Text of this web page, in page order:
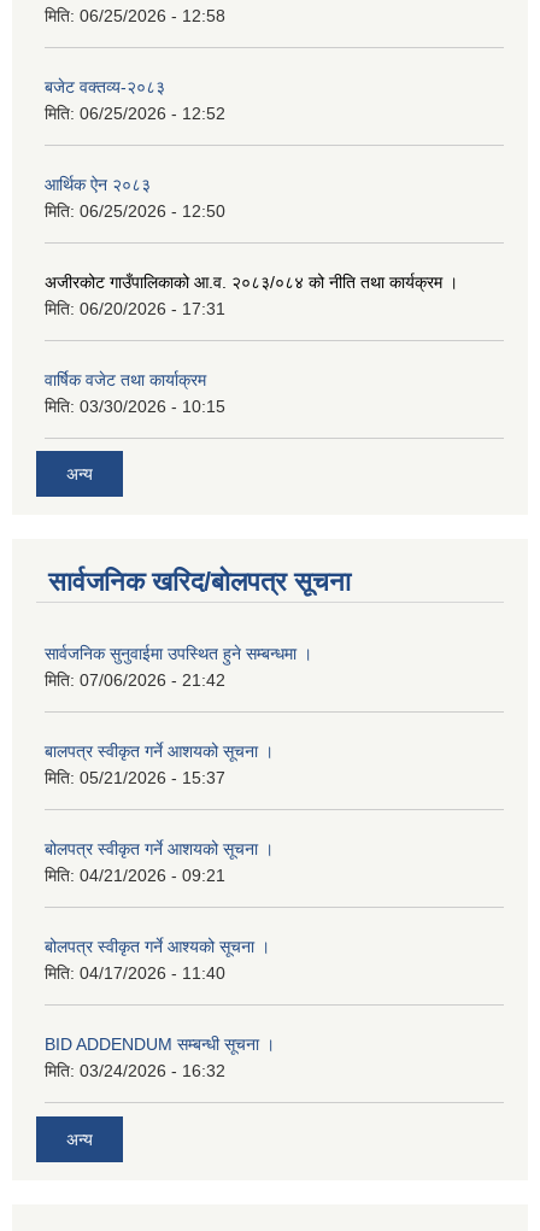
मिति: 06/25/2026 - 12:58
बजेट वक्तव्य-२०८३
मिति: 06/25/2026 - 12:52
आर्थिक ऐन २०८३
मिति: 06/25/2026 - 12:50
अजीरकोट गाउँपालिकाको आ.व. २०८३/०८४ को नीति तथा कार्यक्रम ।
मिति: 06/20/2026 - 17:31
वार्षिक वजेट तथा कार्याक्रम
मिति: 03/30/2026 - 10:15
अन्य
सार्वजनिक खरिद/बोलपत्र सूचना
सार्वजनिक सुनुवाईमा उपस्थित हुने सम्बन्धमा ।
मिति: 07/06/2026 - 21:42
बालपत्र स्वीकृत गर्ने आशयको सूचना ।
मिति: 05/21/2026 - 15:37
बोलपत्र स्वीकृत गर्ने आशयको सूचना ।
मिति: 04/21/2026 - 09:21
बोलपत्र स्वीकृत गर्ने आश्यको सूचना ।
मिति: 04/17/2026 - 11:40
BID ADDENDUM सम्बन्धी सूचना ।
मिति: 03/24/2026 - 16:32
अन्य